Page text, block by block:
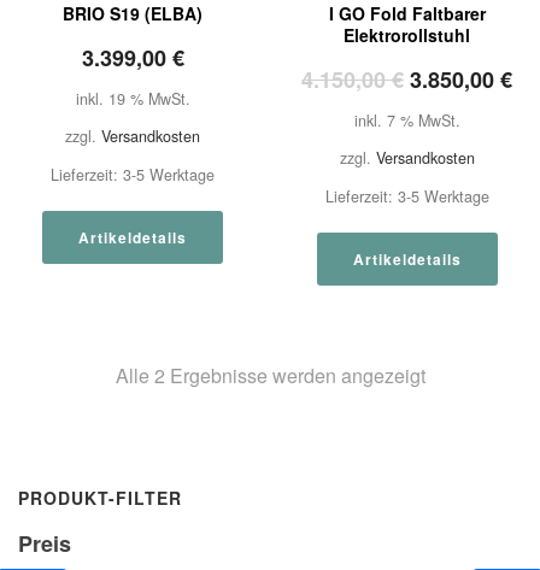
BRIO S19 (ELBA)
3.399,00€
inkl. 19 % MwSt.
zzgl.Versandkosten
Lieferzeit:3-5 Werktage
Artikeldetails
I GO Fold Faltbarer
Elektrorollstuhl
4.150,00€
Preis
4.150,00 €
3.850,00€
inkl. 7 % MwSt.
zzgl. Versandkosten
Lieferzeit: 3-5 Werktage
Artikeldetails
Alle 2 Ergebnisse werden angezeigt
PRODUKT-FILTER
Preis